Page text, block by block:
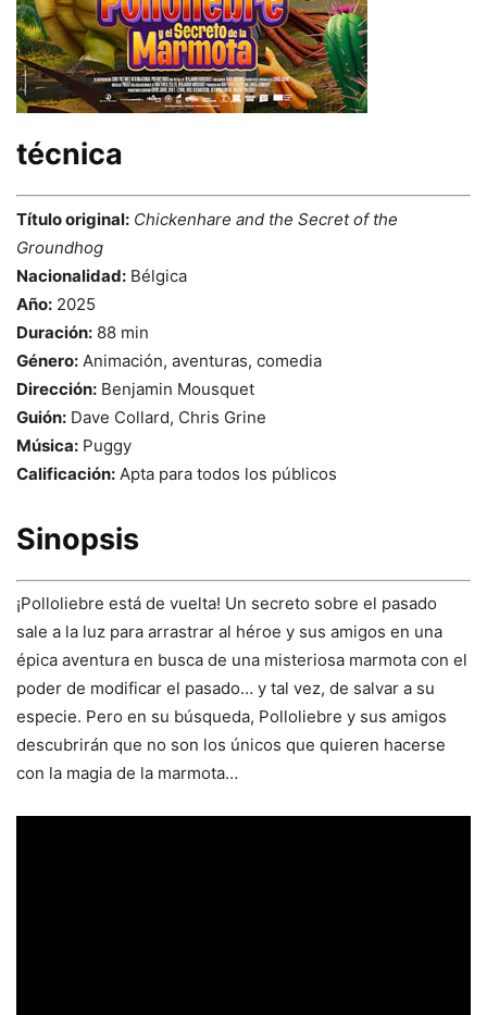
técnica
Título original: Chickenhare and the Secret of the
Groundhog
Nacionalidad: Bélgica
Año: 2025
Duración: 88 min
Género: Animación, aventuras, comedia
Dirección: Benjamin Mousquet
Guión: Dave Collard, Chris Grine
Música: Puggy
Calificación: Apta para todos los públicos
Sinopsis
¡Polloliebre está de vuelta! Un secreto sobre el pasado
sale a la luz para arrastrar al héroe y sus amigos en una
épica aventura en busca de una misteriosa marmota con el
poder de modificar el pasado… y tal vez, de salvar a su
especie. Pero en su búsqueda, Polloliebre y sus amigos
descubrirán que no son los únicos que quieren hacerse
con la magia de la marmota…